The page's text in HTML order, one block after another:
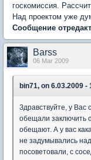
госкомиссия.
Над проектом уже
Сообщение
Barss
06 Mar 2009
bin71, on 6.03.2009 -
Здравствуйте, у
обещали заключить
обещают. А у вас
не задумывались
посоветовали, с